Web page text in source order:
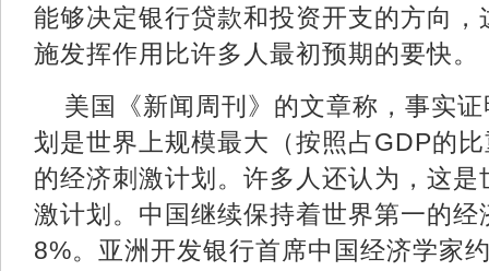
能够决定银行贷款和投资开支的方向
施发挥作用比许多人最初预期的要快。
美国《新闻周刊》的文章称，事实
划是世界上规模最大（按照占GDP的
的经济刺激计划。许多人还认为，这
激计划。中国继续保持着世界第一的
8%。亚洲开发银行首席中国经济学家